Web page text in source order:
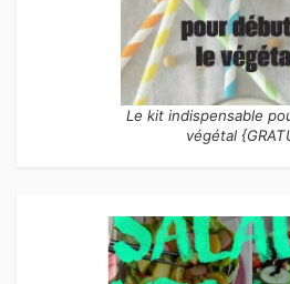
Le kit indispensable
végétal